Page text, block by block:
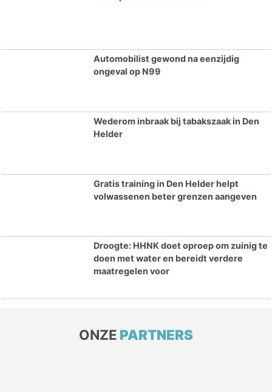
Automobilist gewond na eenzijdig
ongeval op N99
Wederom inbraak bij tabakszaak in Den
Helder
Gratis training in Den Helder helpt
volwassenen beter grenzen aangeven
Droogte: HHNK doet oproep om zuinig te
doen met water en bereidt verdere
maatregelen voor
ONZE PARTNERS